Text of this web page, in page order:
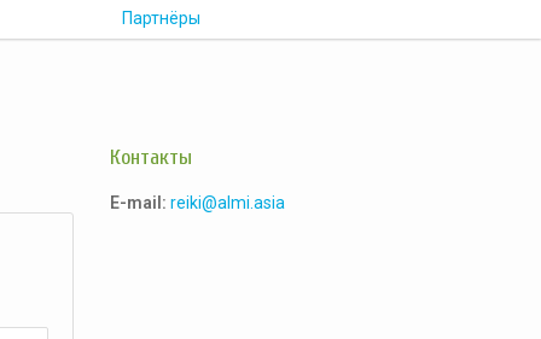
Партнёры
Контакты
E-mail: reiki@almi.asia